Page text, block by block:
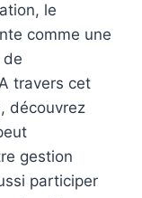
le
comme une
de
travers cet
découvrez
gestion
participer